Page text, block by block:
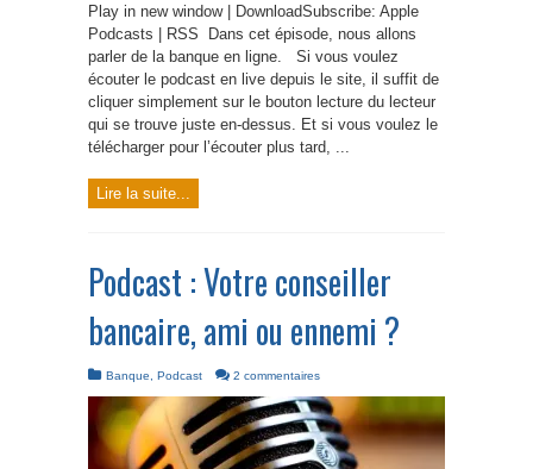
Play in new window | DownloadSubscribe: Apple
Podcasts | RSS Dans cet épisode, nous allons
parler de la banque en ligne. Si vous voulez
écouter le podcast en live depuis le site, il suffit de
cliquer simplement sur le bouton lecture du lecteur
qui se trouve juste en-dessus. Et si vous voulez le
télécharger pour l’écouter plus tard, ...
Lire la suite...
Podcast : Votre conseiller
bancaire, ami ou ennemi ?
Banque Podcast 2 commentaires